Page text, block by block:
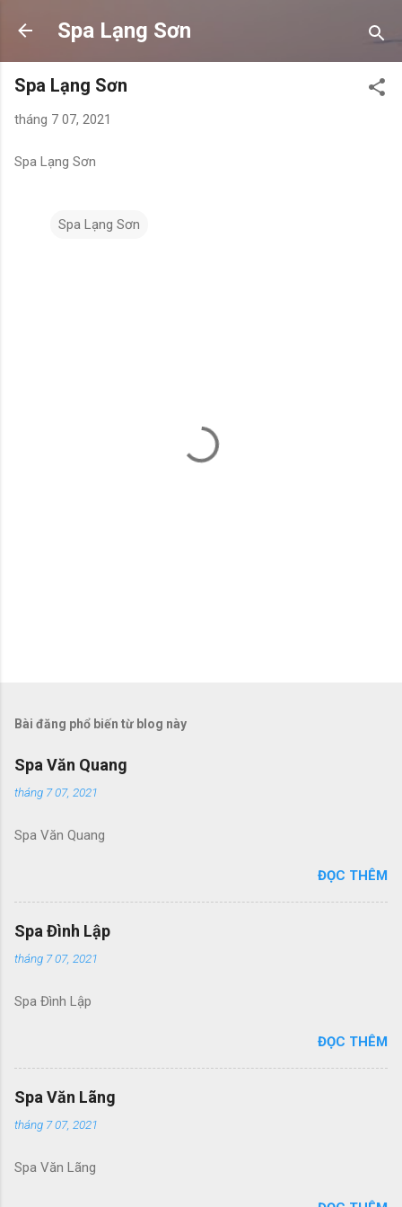
Chuyển đến nội dung chính
Spa Lạng Sơn
Spa Lạng Sơn
tháng 7 07, 2021
Spa Lạng Sơn
Spa Lạng Sơn
Bài đăng phổ biến từ blog này
Spa Văn Quang
tháng 7 07, 2021
Spa Văn Quang
ĐỌC THÊM
Spa Đình Lập
tháng 7 07, 2021
Spa Đình Lập
ĐỌC THÊM
Spa Văn Lãng
tháng 7 07, 2021
Spa Văn Lãng